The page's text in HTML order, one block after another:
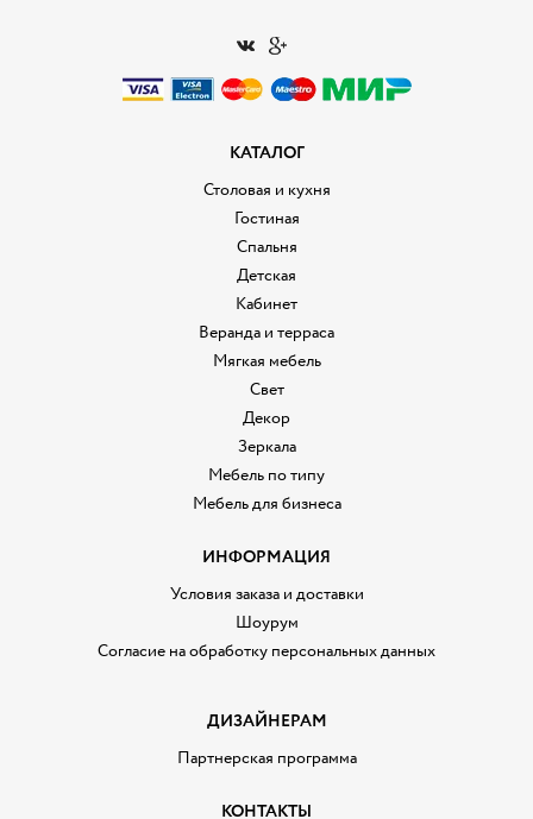
КАТАЛОГ
Столовая и кухня
Гостиная
Спальня
Детская
Кабинет
Веранда и терраса
Мягкая мебель
Свет
Декор
Зеркала
Мебель по типу
Мебель для бизнеса
ИНФОРМАЦИЯ
Условия заказа и доставки
Шоурум
Согласие на обработку персональных данных
ДИЗАЙНЕРАМ
Партнерская программа
КОНТАКТЫ